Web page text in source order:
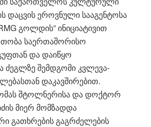
დაცვის ეროვნული სააგენტოსა
გოლდის” ინიციატივით
საერთაშორისო
და დაიწყო
ძეგლზე შემდგომი კვლევა-
დაკავშირებით.
შტოლნერისა და დოქტორ
მიერ მომზადდა
გათხრების გაგრძელების